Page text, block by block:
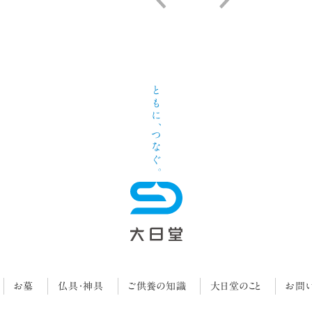
お墓 仏具・神具 ご供養の知識 大日堂のこと お問